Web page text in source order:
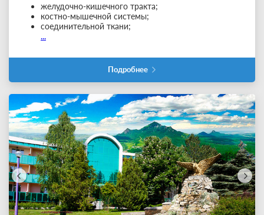
желудочно-кишечного тракта;
костно-мышечной системы;
соединительной ткани;
...
Подробнее